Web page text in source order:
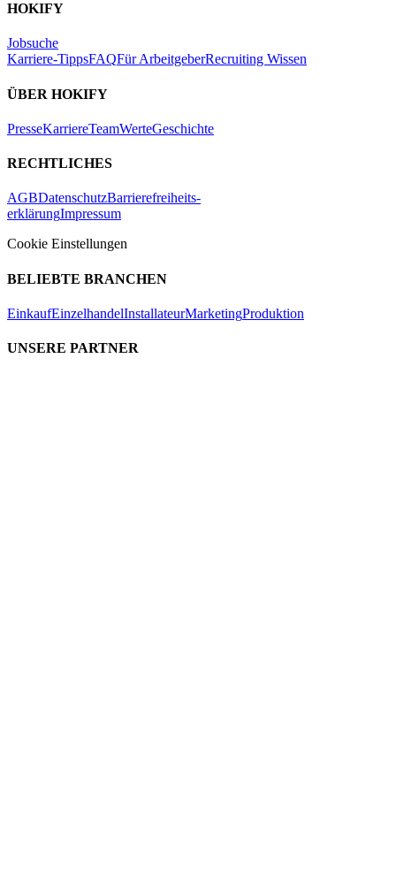
HOKIFY
Jobsuche
Karriere-TippsFAQFür ArbeitgeberRecruiting Wissen
ÜBER HOKIFY
PresseKarriereTeamWerteGeschichte
RECHTLICHES
AGBDatenschutzBarrierefreiheits-
erklärungImpressum
Cookie Einstellungen
BELIEBTE BRANCHEN
EinkaufEinzelhandelInstallateurMarketingProduktion
UNSERE PARTNER